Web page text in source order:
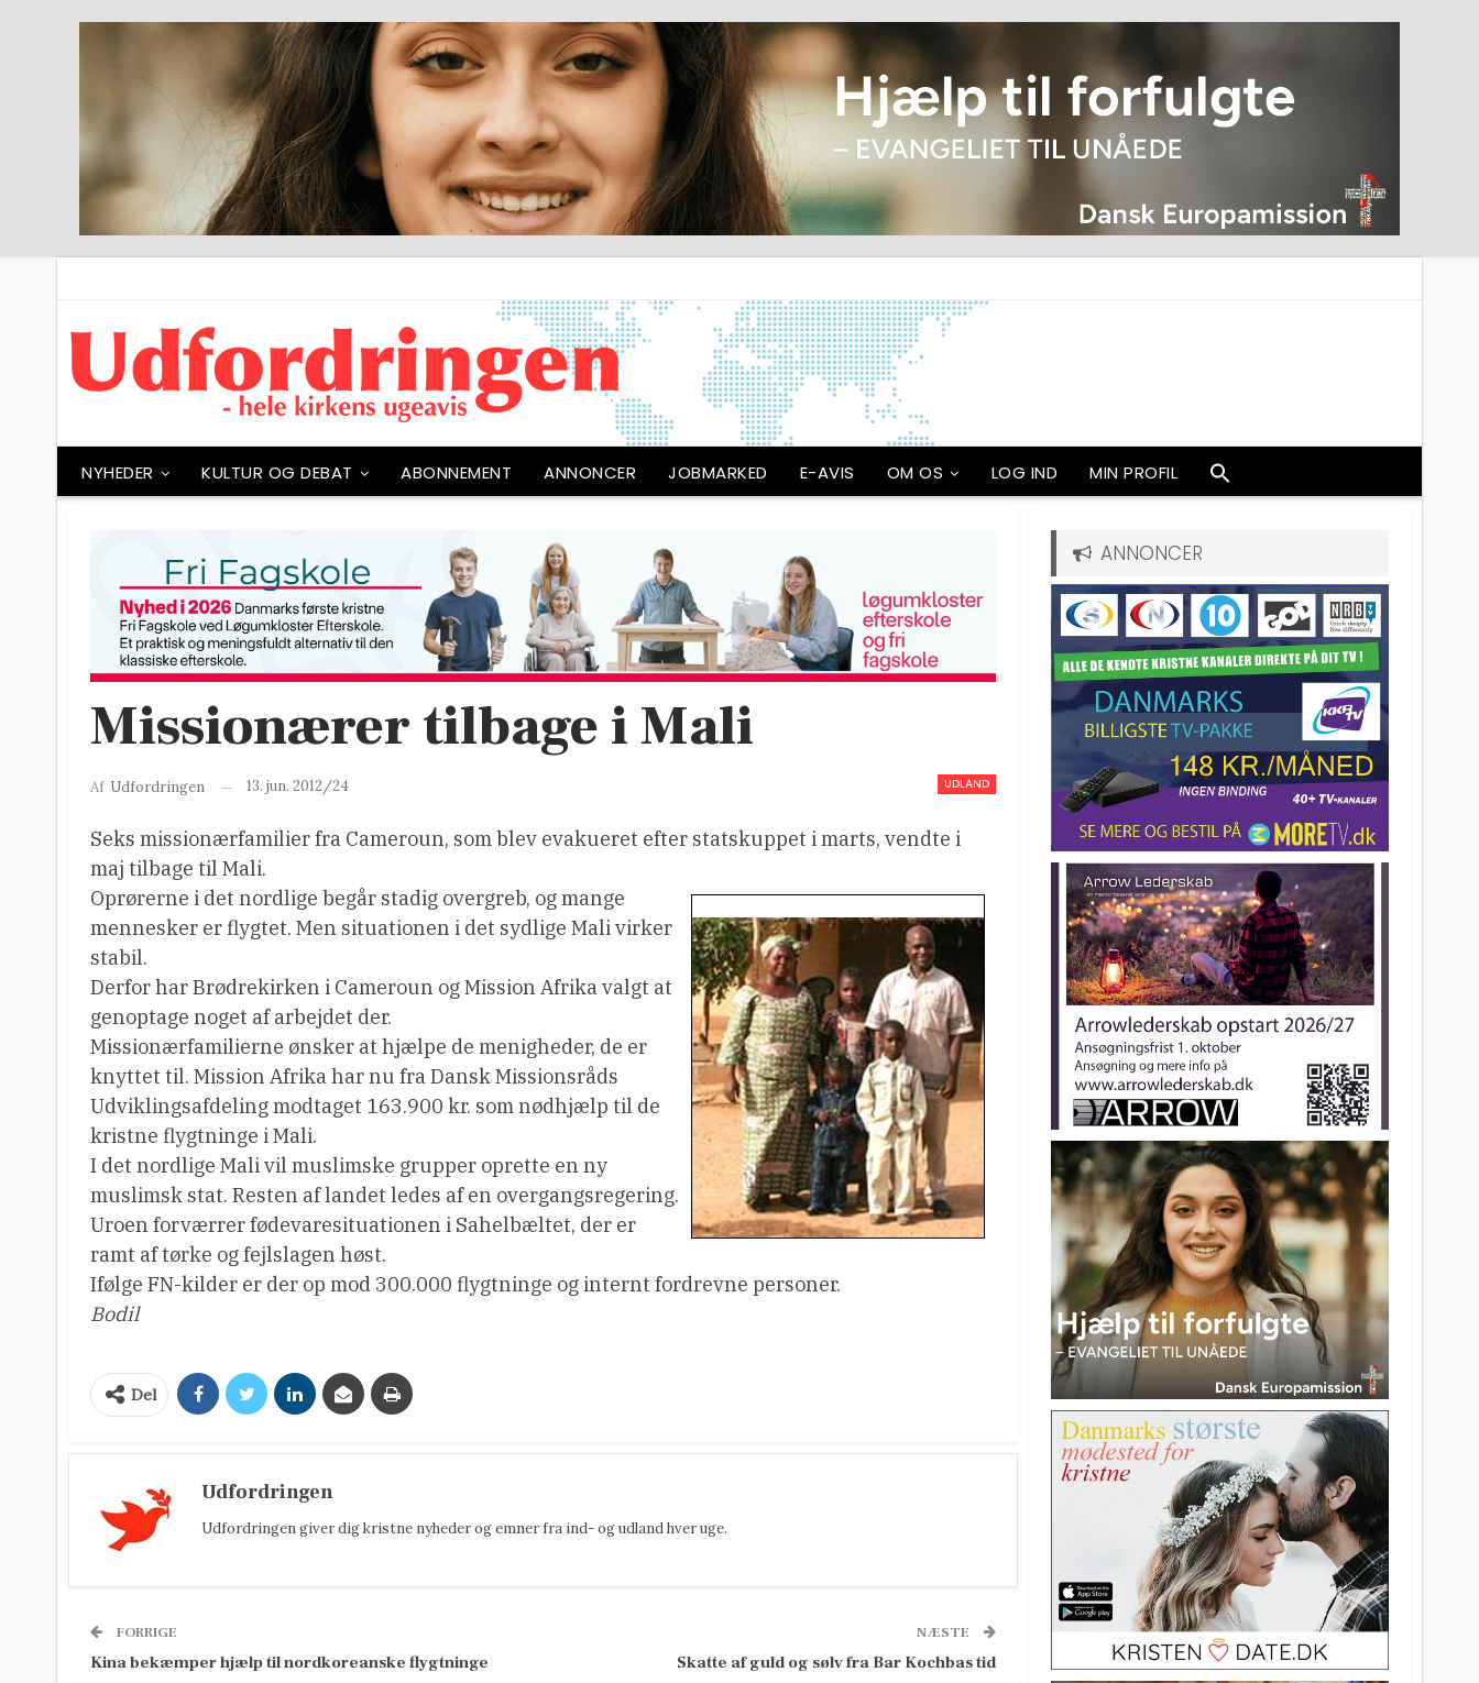
NYHEDER KULTUR OG DEBAT ABONNEMENT ANNONCER JOBMARKED E-AVIS OM OS LOG IND MIN PROFIL
Missionærer tilbage i Mali
UDLAND
Af Udfordringen 13. jun. 2012/24
Seks missionærfamilier fra Cameroun, som blev evakueret efter statskuppet i marts, vendte i
maj tilbage til Mali.
Oprørerne i det nordlige begår stadig overgreb, og mange
mennesker er flygtet. Men situationen i det sydlige Mali virker
stabil.
Derfor har Brødrekirken i Cameroun og Mission Afrika valgt at
genoptage noget af arbejdet der.
Missionærfamilierne ønsker at hjælpe de menigheder, de er
knyttet til. Mission Afrika har nu fra Dansk Missionsråds
Udviklingsafdeling modtaget 163.900 kr. som nødhjælp til de
kristne flygtninge i Mali.
I det nordlige Mali vil muslimske grupper oprette en ny
muslimsk stat. Resten af landet ledes af en overgangsregering.
Uroen forværrer fødevaresituationen i Sahelbæltet, der er
ramt af tørke og fejlslagen høst.
Ifølge FN-kilder er der op mod 300.000 flygtninge og internt fordrevne personer.
Bodil
Del
Udfordringen
Udfordringen giver dig kristne nyheder og emner fra ind- og udland hver uge.
FORRIGE
Kina bekæmper hjælp til nordkoreanske flygtninge
NÆSTE
Skatte af guld og sølv fra Bar Kochbas tid
ANNONCER